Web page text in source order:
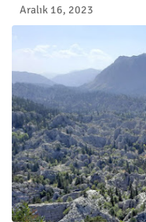
Aralık 16, 2023